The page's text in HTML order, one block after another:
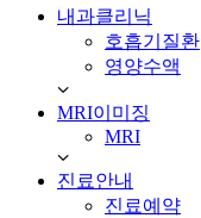
내과클리닉
호흡기질환
영양수액
MRI이미징
MRI
진료안내
진료예약